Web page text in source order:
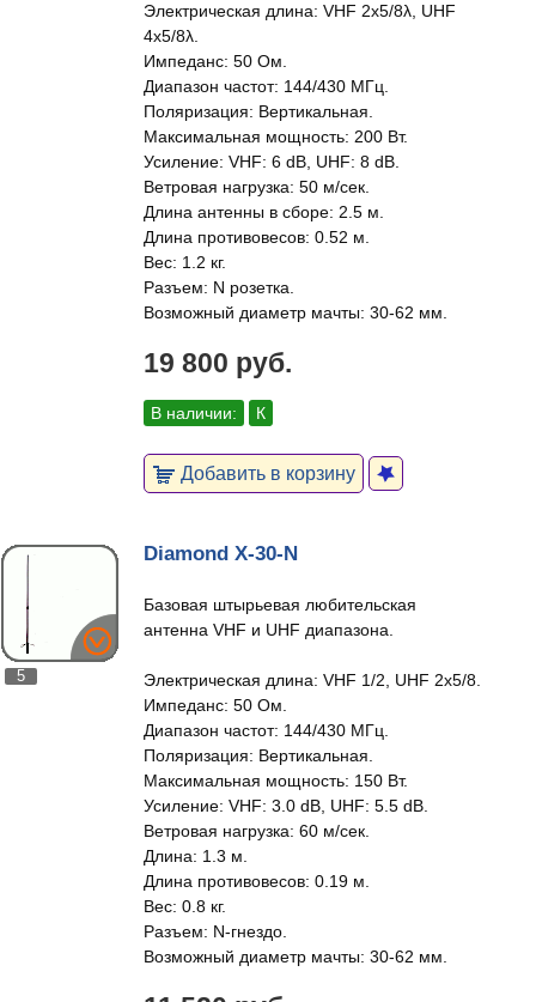
Электрическая длина: VHF 2x5/8λ, UHF
4x5/8λ.
Импеданс: 50 Ом.
Диапазон частот: 144/430 МГц.
Поляризация: Вертикальная.
Максимальная мощность: 200 Вт.
Усиление: VHF: 6 dB, UHF: 8 dB.
Ветровая нагрузка: 50 м/сек.
Длина антенны в сборе: 2.5 м.
Длина противовесов: 0.52 м.
Вес: 1.2 кг.
Разъем: N розетка.
Возможный диаметр мачты: 30-62 мм.
19 800 руб.
В наличии: К
Добавить в корзину
5
Diamond X-30-N
Базовая штырьевая любительская
антенна VHF и UHF диапазона.
Электрическая длина: VHF 1/2, UHF 2x5/8.
Импеданс: 50 Ом.
Диапазон частот: 144/430 МГц.
Поляризация: Вертикальная.
Максимальная мощность: 150 Вт.
Усиление: VHF: 3.0 dB, UHF: 5.5 dB.
Ветровая нагрузка: 60 м/сек.
Длина: 1.3 м.
Длина противовесов: 0.19 м.
Вес: 0.8 кг.
Разъем: N-гнездо.
Возможный диаметр мачты: 30-62 мм.